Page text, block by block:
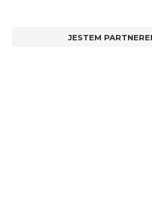
JESTEM